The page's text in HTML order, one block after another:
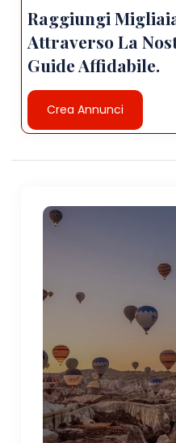
Raggiungi
Attraverso La
Guide Affidabile.
Crea Annunci